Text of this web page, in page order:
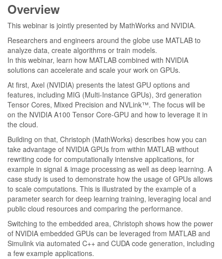
Overview
This webinar is jointly presented by MathWorks and NVIDIA.
Researchers and engineers around the globe use MATLAB to
analyze data, create algorithms or train models.
In this webinar, learn how MATLAB combined with NVIDIA
solutions can accelerate and scale your work on GPUs.
At first, Axel (NVIDIA) presents the latest GPU options and
features, including MIG (Multi-Instance GPUs), 3rd generation
Tensor Cores, Mixed Precision and NVLink™. The focus will be
on the NVIDIA A100 Tensor Core-GPU and how to leverage it in
the cloud.
Building on that, Christoph (MathWorks) describes how you can
take advantage of NVIDIA GPUs from within MATLAB without
rewriting code for computationally intensive applications, for
example in signal & image processing as well as deep learning. A
case study is used to demonstrate how the usage of GPUs allows
to scale computations. This is illustrated by the example of a
parameter search for deep learning training, leveraging local and
public cloud resources and comparing the performance.
Switching to the embedded area, Christoph shows how the power
of NVIDIA embedded GPUs can be leveraged from MATLAB and
Simulink via automated C++ and CUDA code generation, including
a few example applications.